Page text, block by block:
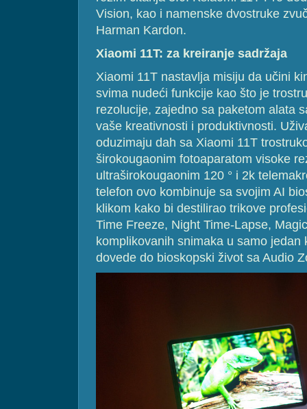
Vision, kao i namenske dvostruke
Harman Kardon.
Xiaomi 11T: za kreiranje sadržaja
Xiaomi 11T nastavlja misiju da učini
svima nudeći funkcije kao što je
rezolucije, zajedno sa paketom alata
vaše kreativnosti i produktivnosti.
oduzimaju dah sa Xiaomi 11T
širokougaonim fotoaparatom visoke
ultraširokougaonim 120 ° i 2k
telefon ovo kombinuje sa svojim AI
klikom kako bi destilirao trikove
Time Freeze, Night Time-Lapse,
komplikovanih snimaka u samo jedan
dovede do bioskopski život sa Audio